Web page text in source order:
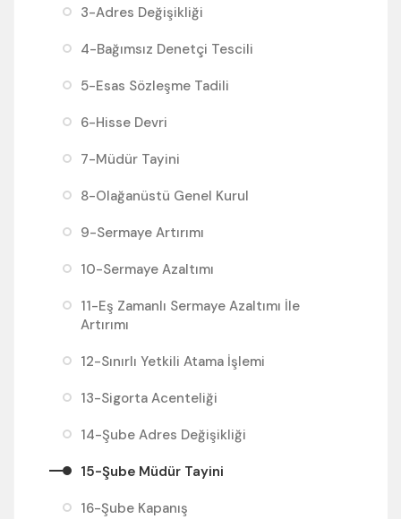
3-Adres Değişikliği
4-Bağımsız Denetçi Tescili
5-Esas Sözleşme Tadili
6-Hisse Devri
7-Müdür Tayini
8-Olağanüstü Genel Kurul
9-Sermaye Artırımı
10-Sermaye Azaltımı
11-Eş Zamanlı Sermaye Azaltımı İle
Artırımı
12-Sınırlı Yetkili Atama İşlemi
13-Sigorta Acenteliği
14-Şube Adres Değişikliği
15-Şube Müdür Tayini
16-Şube Kapanış